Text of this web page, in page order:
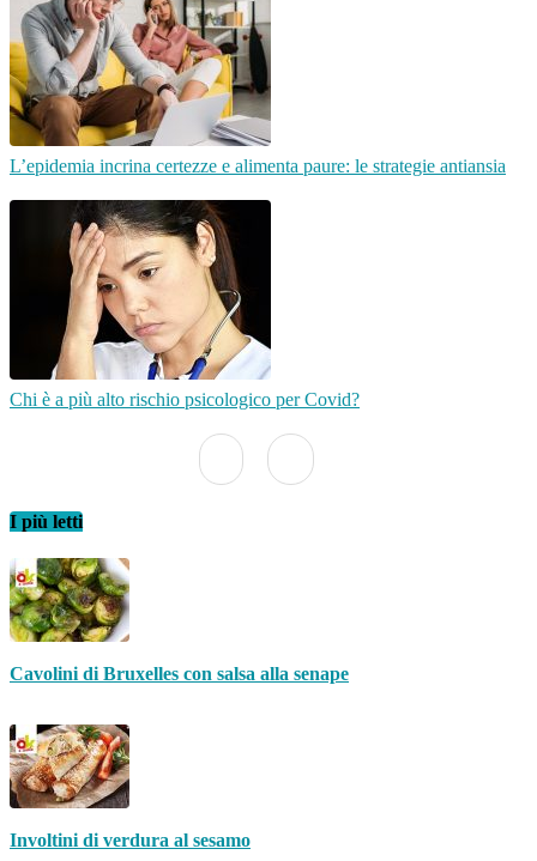
L’epidemia incrina certezze e alimenta paure: le strategie antiansia
Chi è a più alto rischio psicologico per Covid?
I più letti
Cavolini di Bruxelles con salsa alla senape
Involtini di verdura al sesamo